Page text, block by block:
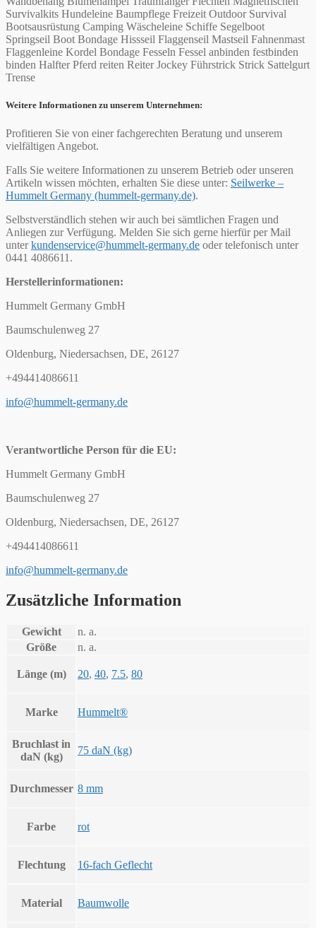
Survivalkits Hundeleine Baumpflege Freizeit Outdoor Survival
Bootsausrüstung Camping Wäscheleine Schiffe Segelboot
Springseil Boot Bondage Hissseil Flaggenseil Mastseil Fahnenmast
Flaggenleine Kordel Bondage Fesseln Fessel anbinden festbinden
binden Halfter Pferd reiten Reiter Jockey Führstrick Strick Sattelgurt
Trense
Weitere Informationen zu unserem Unternehmen:
Profitieren Sie von einer fachgerechten Beratung und unserem
vielfältigen Angebot.
Falls Sie weitere Informationen zu unserem Betrieb oder unseren
Artikeln wissen möchten, erhalten Sie diese unter: Seilwerke –
Hummelt Germany (hummelt-germany.de).
Selbstverständlich stehen wir auch bei sämtlichen Fragen und
Anliegen zur Verfügung. Melden Sie sich gerne hierfür per Mail
unterkundenservice@hummelt-germany.de oder telefonisch unter
0441 4086611.
Herstellerinformationen:
Hummelt Germany GmbH
Baumschulenweg 27
Oldenburg, Niedersachsen, DE, 26127
+494414086611
info@hummelt-germany.de
Verantwortliche Person für die EU:
Hummelt Germany GmbH
Baumschulenweg 27
Oldenburg, Niedersachsen, DE, 26127
+494414086611
info@hummelt-germany.de
Zusätzliche Information
Gewicht
n. a.
Größe
n. a.
Länge (m) 20, 40, 7.5, 80
Marke Hummelt®
Bruchlast in
daN (kg)
75 daN (kg)
Durchmesser 8 mm
Farbe rot
Flechtung 16-fach Geflecht
Material Baumwolle